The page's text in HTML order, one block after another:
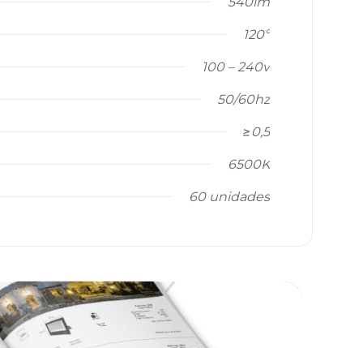
120º
100 – 240v
50/60hz
≥0,5
6500K
60 unidades